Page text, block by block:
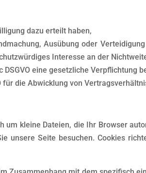
dazu erteilt haben,
Ausübung oder
Interesse an der
eine gesetzliche Verpflichtung
für die Abwicklung von
um kleine Dateien, die Ihr Browser
unsere Seite besuchen. Cookies